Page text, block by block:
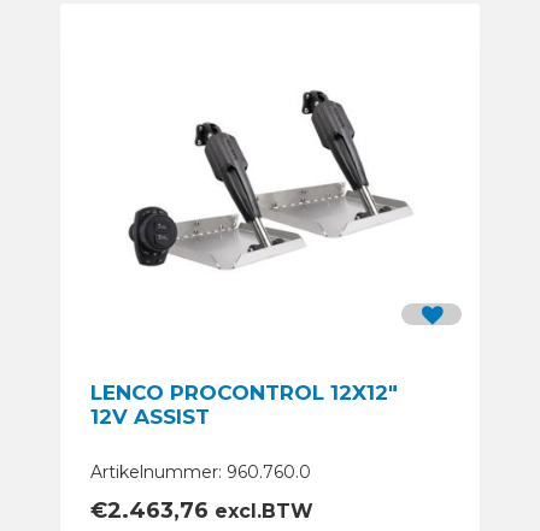
LENCO PROCONTROL 12X12″
12V ASSIST
Artikelnummer: 960.760.0
€2.463,76 excl.BTW